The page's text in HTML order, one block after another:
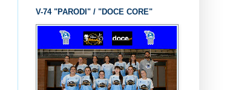
V-74 "PARODI" / "DOCE CORE"